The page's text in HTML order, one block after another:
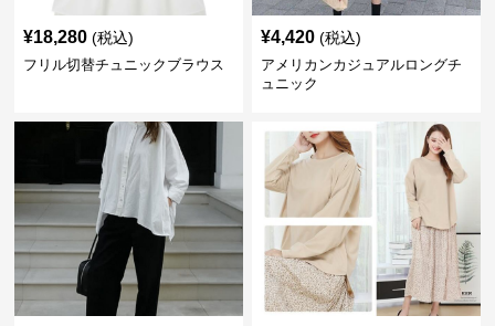
¥18,280 (税込)
フリル切替チュニックブラウス
¥4,420 (税込)
アメリカンカジュアルロングチ
ュニック